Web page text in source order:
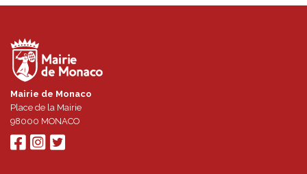
Mairie de Monaco
Place de la Mairie
98000 MONACO